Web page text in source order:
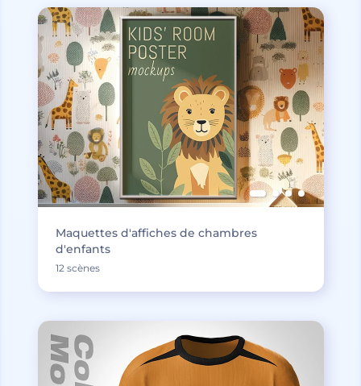
Maquettes d'affiches de chambres
d'enfants
12 scènes